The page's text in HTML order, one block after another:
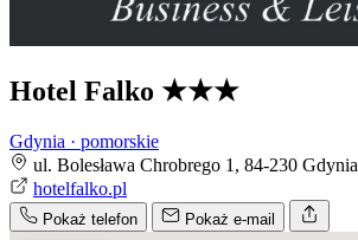
Hotel Falko ★★★
Gdynia · pomorskie
ul. Bolesława Chrobrego 1, 84-230 Gdynia
hotelfalko.pl
Pokaż telefon Pokaż e-mail